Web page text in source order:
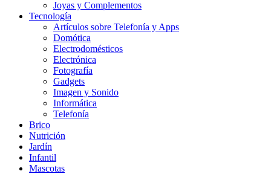
Joyas y Complementos
Tecnología
Artículos sobre Telefonía y Apps
Domótica
Electrodomésticos
Electrónica
Fotografía
Gadgets
Imagen y Sonido
Informática
Telefonía
Brico
Nutrición
Jardín
Infantil
Mascotas